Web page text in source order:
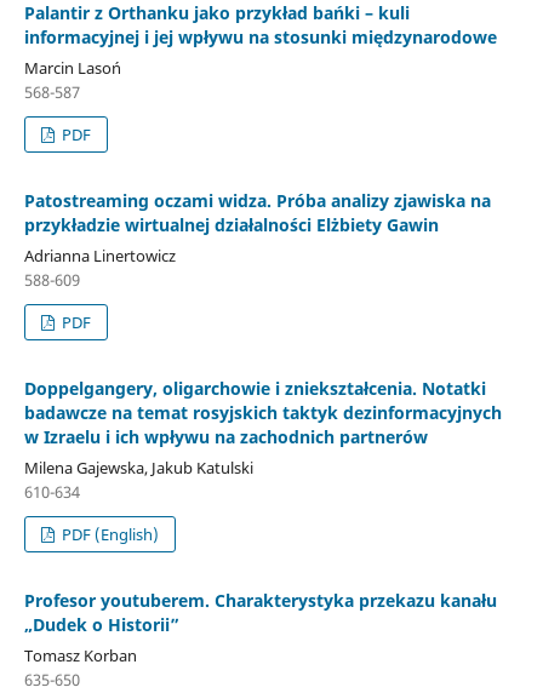
Palantir z Orthanku jako przykład bańki – kuli
informacyjnej i jej wpływu na stosunki międzynarodowe
Marcin Lasoń
568-587
PDF
Patostreaming oczami widza. Próba analizy zjawiska na
przykładzie wirtualnej działalności Elżbiety Gawin
Adrianna Linertowicz
588-609
PDF
Doppelgangery, oligarchowie i zniekształcenia. Notatki
badawcze na temat rosyjskich taktyk dezinformacyjnych
w Izraelu i ich wpływu na zachodnich partnerów
Milena Gajewska, Jakub Katulski
610-634
PDF (English)
Profesor youtuberem. Charakterystyka przekazu kanału
„Dudek o Historii”
Tomasz Korban
635-650